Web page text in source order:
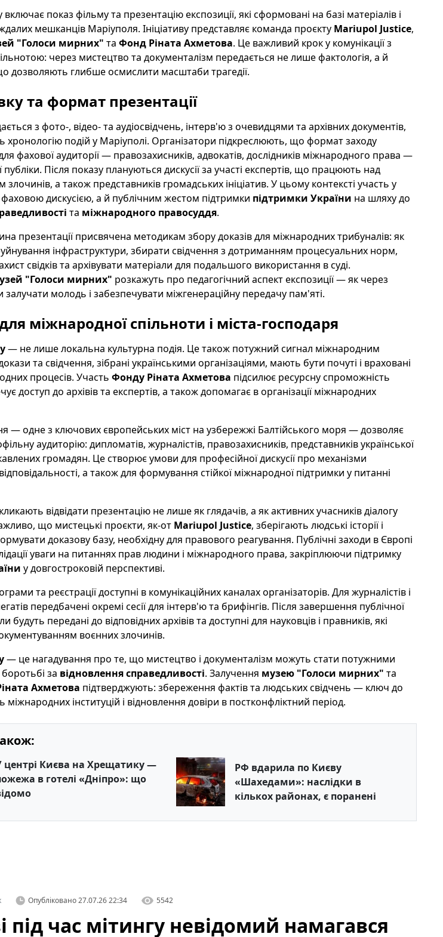
показ фільму та презентацію експозиції, які сформовані на базі матеріалів і
мешканців Маріуполя. Ініціативу представляє команда проєкту Mariupol Justice,
"Голоси мирних" та Фонд Ріната Ахметова. Це важливий крок у комунікації з
через мистецтво та документалізм передається не лише фактологія, а й
що дозволяють глибше осмислити масштаби трагедії.
та формат презентації
з фото-, відео- та аудіосвідчень, інтерв'ю з очевидцями та архівних документів,
хронологію подій у Маріуполі. Організатори підкреслюють, що формат заходу
фахової аудиторії — правозахисників, адвокатів, дослідників міжнародного права —
публіки. Після показу плануються дискусії за участі експертів, що працюють над
а також представників громадських ініціатив. У цьому контексті участь у
дискусією, а й публічним жестом підтримки підтримки України на шляху до
та міжнародного правосуддя.
презентації присвячена методикам збору доказів для міжнародних трибуналів: як
інфраструктури, збирати свідчення з дотриманням процесуальних норм,
свідків та архівувати матеріали для подальшого використання в суді.
"Голоси мирних" розкажуть про педагогічний аспект експозиції — як через
молодь і забезпечувати міжгенераційну передачу пам'яті.
міжнародної спільноти і міста-господаря
— не лише локальна культурна подія. Це також потужний сигнал міжнародним
та свідчення, зібрані українськими організаціями, мають бути почуті і враховані
процесів. Участь Фонду Ріната Ахметова підсилює ресурсну спроможність
доступ до архівів та експертів, а також допомагає в організації міжнародних
— одне з ключових європейських міст на узбережжі Балтійського моря — дозволяє
аудиторію: дипломатів, журналістів, правозахисників, представників української
громадян. Це створює умови для професійної дискусії про механізми
а також для формування стійкої міжнародної підтримки у питанні
відвідати презентацію не лише як глядачів, а як активних учасників діалогу
що мистецькі проєкти, як-от Mariupol Justice, зберігають людські історії і
доказову базу, необхідну для правового реагування. Публічні заходи в Європі
уваги на питаннях прав людини і міжнародного права, закріплюючи підтримку
у довгостроковій перспективі.
та реєстрації доступні в комунікаційних каналах організаторів. Для журналістів і
передбачені окремі сесії для інтерв'ю та брифінгів. Після завершення публічної
будуть передані до відповідних архівів та доступні для науковців і правників, які
воєнних злочинів.
— це нагадування про те, що мистецтво і документалізм можуть стати потужними
за відновлення справедливості. Залучення музею "Голоси мирних" та
Ахметова підтверджують: збереження фактів та людських свідчень — ключ до
міжнародних інституцій і відновлення довіри в постконфліктний період.
центрі Києва на Хрещатику —
в готелі «Дніпро»: що
РФ вдарила по Києву
«Шахедами»: наслідки в
кількох районах, є поранені
Опубліковано27.07.26 22:34 5542
під час мітингу невідомий намагався